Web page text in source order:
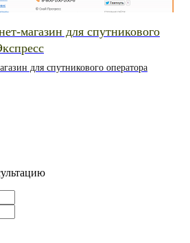
магазин для спутникового
для спутникового оператора